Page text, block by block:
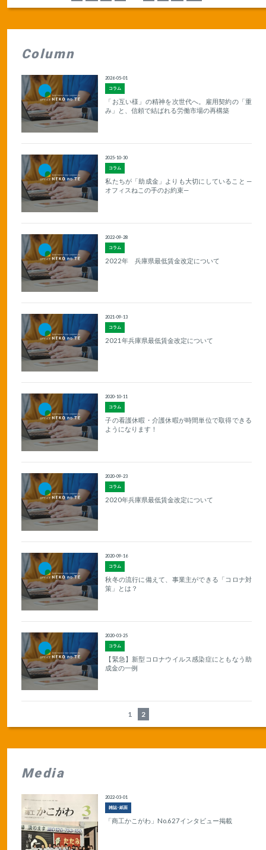
Column
コラム
2026-05-01
「お互い様」の精神を次世代へ。雇用契約の「重
み」と、信頼で結ばれる労働市場の再構築
コラム
2025-10-30
私たちが「助成金」よりも大切にしていること —
オフィスねこの手のお約束—
コラム
2022-09-28
2022年 兵庫県最低賃金改定について
コラム
2021-09-13
2021年兵庫県最低賃金改定について
コラム
2020-10-11
子の看護休暇・介護休暇が時間単位で取得できる
ようになります！
コラム
2020-09-23
2020年兵庫県最低賃金改定について
コラム
2020-09-16
秋冬の流行に備えて、事業主ができる「コロナ対
策」とは？
コラム
2020-03-25
【緊急】新型コロナウイルス感染症にともなう助
成金の一例
1 2
Media
雑誌･紙面
2022-03-01
「商工かこがわ」No.627インタビュー掲載